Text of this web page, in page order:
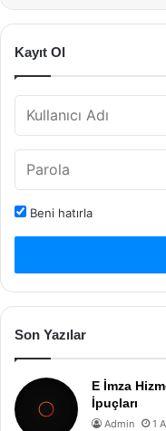
Kayıt Ol
Beni hatırla
Son Yazılar
E İmza
İpuçları
Admin 1